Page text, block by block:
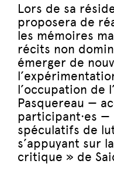
Lors de sa
proposera de
les mémoires
récits non
émerger de
l’occupation de
Pasquereau —
participant·es
spéculatifs de
s’appuyant sur
critique » de